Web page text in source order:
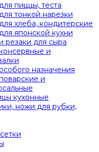
пиццы, теста
тонкой нарезки
хлеба, кондитерские
японской кухни
резаки для сыра
и
назначения
и
кухонные
ножи для рубки,